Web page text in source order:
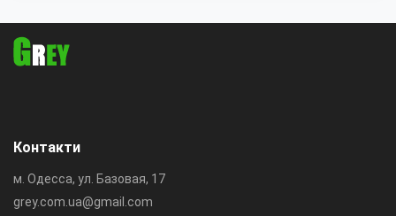
Контакти
м. Одесса, ул. Базовая, 17
grey.com.ua@gmail.com